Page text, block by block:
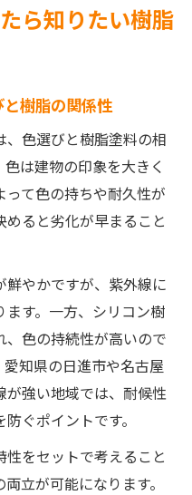
ら知りたい樹脂
樹脂の関係性
色選びと樹脂塗料の相
は建物の印象を大きく
て色の持ちや耐久性が
ると劣化が早まること
やかですが、紫外線に
す。一方、シリコン樹
色の持続性が高いので
知県の日進市や名古屋
強い地域では、耐候性
ぐポイントです。
をセットで考えること
立が可能になります。